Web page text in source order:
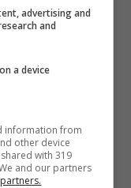
advertising and
and
a device
information from
other device
with 319
and our partners